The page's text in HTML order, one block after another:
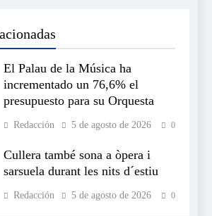
El Palau de la Música ha
incrementado un 76,6% el
presupuesto para su Orquesta
Redacción 5 de agosto de 2026 0
Cullera també sona a òpera i
sarsuela durant les nits d´estiu
Redacción 5 de agosto de 2026 0